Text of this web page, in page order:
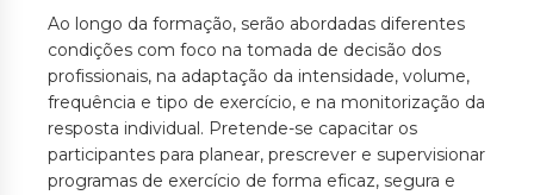
Ao longo da formação, serão abordadas diferentes
condições com foco na tomada de decisão dos
profissionais, na adaptação da intensidade, volume,
frequência e tipo de exercício, e na monitorização da
resposta individual. Pretende-se capacitar os
participantes para planear, prescrever e supervisionar
programas de exercício de forma eficaz, segura e